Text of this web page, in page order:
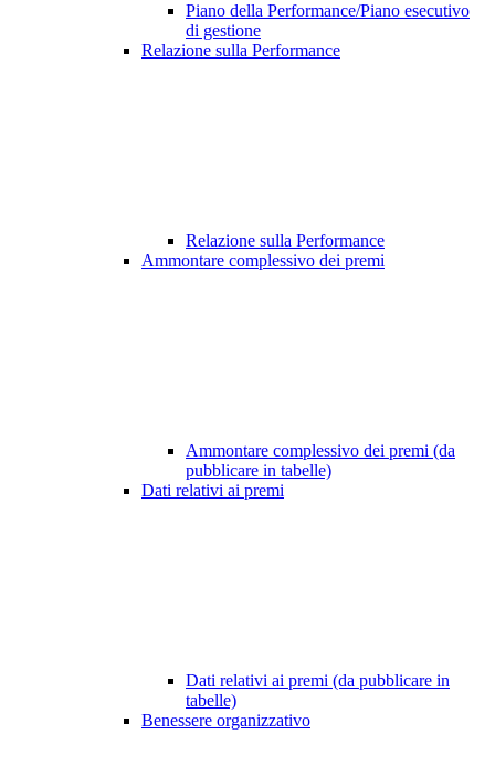
Piano della Performance/Piano esecutivo
di gestione
Relazione sulla Performance
Relazione sulla Performance
Ammontare complessivo dei premi
Ammontare complessivo dei premi (da
pubblicare in tabelle)
Dati relativi ai premi
Dati relativi ai premi (da pubblicare in
tabelle)
Benessere organizzativo